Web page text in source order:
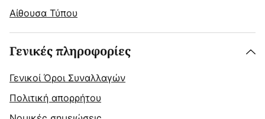
Αίθουσα Τύπου
Γενικές πληροφορίες
Γενικοί Όροι Συναλλαγών
Πολιτική απορρήτου